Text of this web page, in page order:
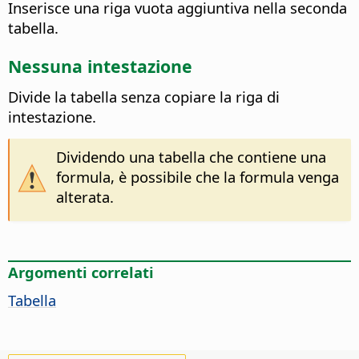
Inserisce una riga vuota aggiuntiva nella seconda
tabella.
Nessuna intestazione
Divide la tabella senza copiare la riga di
intestazione.
Dividendo una tabella che contiene una
formula, è possibile che la formula venga
alterata.
Argomenti correlati
Tabella